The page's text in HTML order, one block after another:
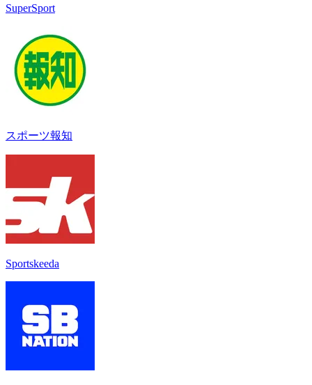
SuperSport
スポーツ報知
Sportskeeda